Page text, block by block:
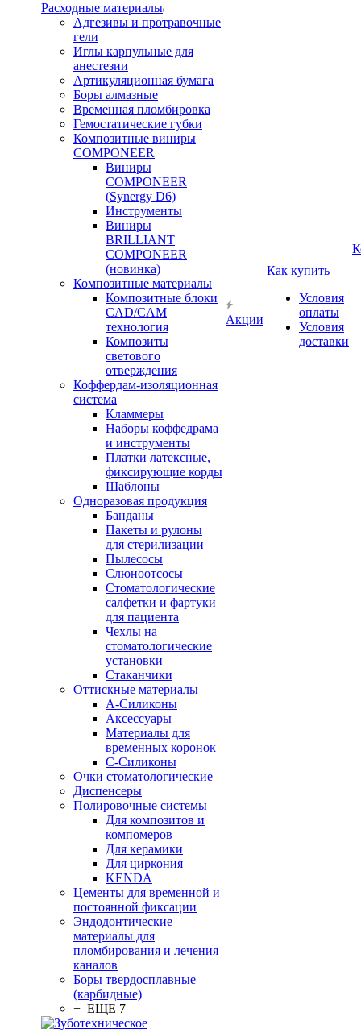
Расходные материалы
Адгезивы и протравочные
гели
Иглы карпульные для
анестезии
Артикуляционная бумага
Боры алмазные
Временная пломбировка
Гемостатические губки
Композитные виниры
COMPONEER
Виниры
COMPONEER
(Synergy D6)
Инструменты
Виниры
BRILLIANT
COMPONEER
(новинка)
Композитные материалы
Композитные блоки
CAD/СAM
технология
Композиты
светового
отверждения
Коффердам-изоляционная
система
Кламмеры
Наборы коффедрама
и инструменты
Платки латексные,
фиксирующие корды
Шаблоны
Одноразовая продукция
Банданы
Пакеты и рулоны
для стерилизации
Пылесосы
Слюноотсосы
Стоматологические
салфетки и фартуки
для пациента
Чехлы на
стоматологические
установки
Стаканчики
Оттискные материалы
А-Силиконы
Аксессуары
Материалы для
временных коронок
С-Силиконы
Очки стоматологические
Диспенсеры
Полировочные системы
Для композитов и
компомеров
Для керамики
Для циркония
KENDA
Цементы для временной и
постоянной фиксации
Эндодонтические
материалы для
пломбирования и лечения
каналов
Боры твердосплавные
(карбидные)
+ ЕЩЕ 7
Акции
Как купить
Условия
оплаты
Условия
доставки